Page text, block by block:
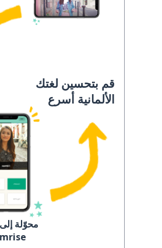
قم بتحسين لغتك
الألمانية أسرع
محوّلة